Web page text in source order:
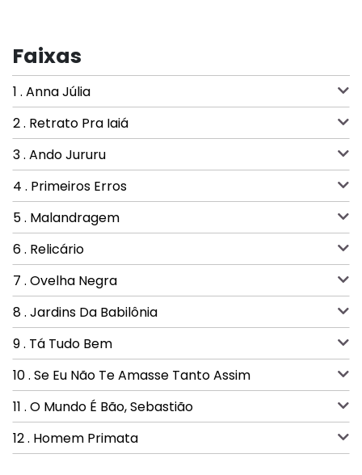
Faixas
1 . Anna Júlia
2 . Retrato Pra Iaiá
3 . Ando Jururu
4 . Primeiros Erros
5 . Malandragem
6 . Relicário
7 . Ovelha Negra
8 . Jardins Da Babilônia
9 . Tá Tudo Bem
10 . Se Eu Não Te Amasse Tanto Assim
11 . O Mundo É Bão, Sebastião
12 . Homem Primata